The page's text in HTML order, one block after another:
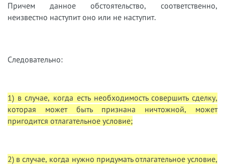
Причем данное обстоятельство, соответственно,
неизвестно наступит оно или не наступит.
Следовательно:
1) в случае, когда есть необходимость совершить сделку,
которая может быть признана ничтожной, может
пригодится отлагательное условие;
2) в случае, когда нужно придумать отлагательное условие,